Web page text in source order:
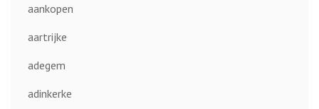
aankopen
aartrijke
adegem
adinkerke